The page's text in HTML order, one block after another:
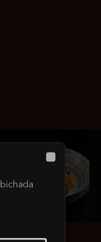
Close